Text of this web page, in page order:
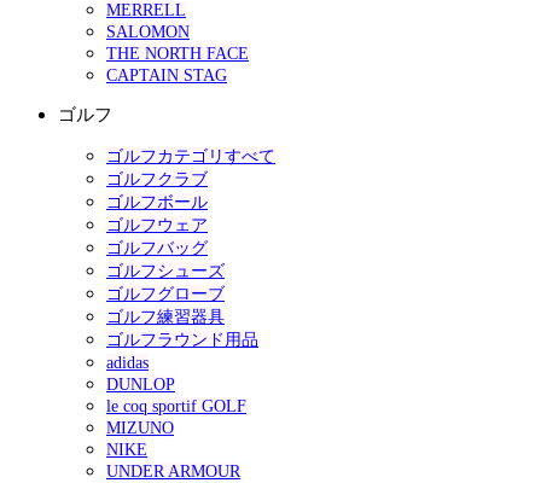
MERRELL
SALOMON
THE NORTH FACE
CAPTAIN STAG
ゴルフ
ゴルフカテゴリすべて
ゴルフクラブ
ゴルフボール
ゴルフウェア
ゴルフバッグ
ゴルフシューズ
ゴルフグローブ
ゴルフ練習器具
ゴルフラウンド用品
adidas
DUNLOP
le coq sportif GOLF
MIZUNO
NIKE
UNDER ARMOUR